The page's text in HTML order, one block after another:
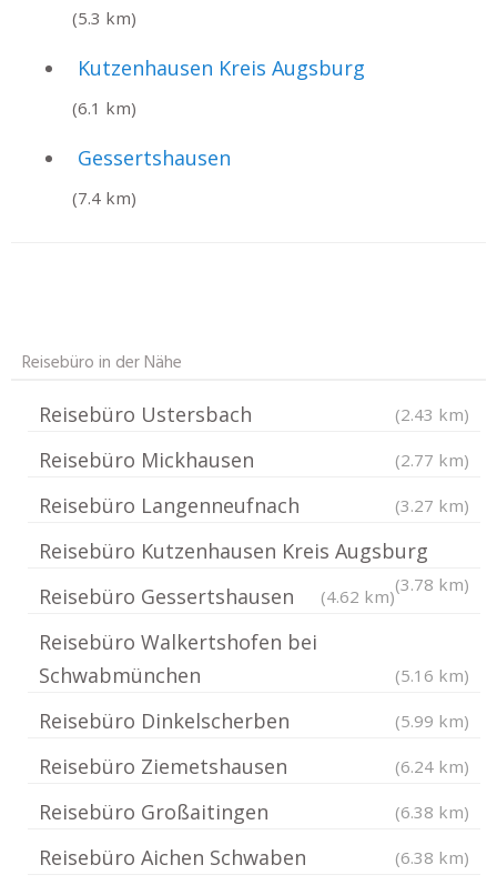
(5.3 km)
Kutzenhausen Kreis Augsburg
(6.1 km)
Gessertshausen
(7.4 km)
Reisebüro in der Nähe
Reisebüro Ustersbach (2.43 km)
Reisebüro Mickhausen (2.77 km)
Reisebüro Langenneufnach (3.27 km)
Reisebüro Kutzenhausen Kreis Augsburg
(3.78 km)
Reisebüro Gessertshausen (4.62 km)
Reisebüro Walkertshofen bei
Schwabmünchen
(5.16 km)
Reisebüro Dinkelscherben (5.99 km)
Reisebüro Ziemetshausen (6.24 km)
Reisebüro Großaitingen (6.38 km)
Reisebüro Aichen Schwaben (6.38 km)